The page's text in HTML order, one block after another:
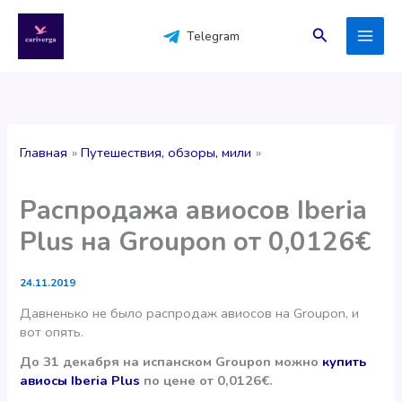
содержимому
Telegram Поиск
Главная Путешествия, обзоры, мили
Распродажа авиосов Iberia
Plus на Groupon от 0,0126€
24.11.2019
Давненько не было распродаж авиосов на Groupon, и
вот опять.
До 31 декабря на испанском Groupon можно купить
авиосы Iberia Plus по цене от 0,0126€.